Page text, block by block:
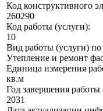
Код конструктивного
260290
Код работы (услуги):
10
Вид работы (услуги)
Утепление и ремонт
Единица измерения
кв.м
Год завершения работы
2031